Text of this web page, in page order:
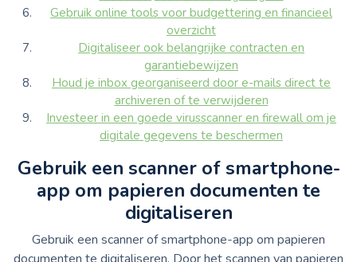
Gebruik online tools voor budgettering en financieel
overzicht
Digitaliseer ook belangrijke contracten en
garantiebewijzen
Houd je inbox georganiseerd door e-mails direct te
archiveren of te verwijderen
Investeer in een goede virusscanner en firewall om je
digitale gegevens te beschermen
Gebruik een scanner of smartphone-
app om papieren documenten te
digitaliseren
Gebruik een scanner of smartphone-app om papieren